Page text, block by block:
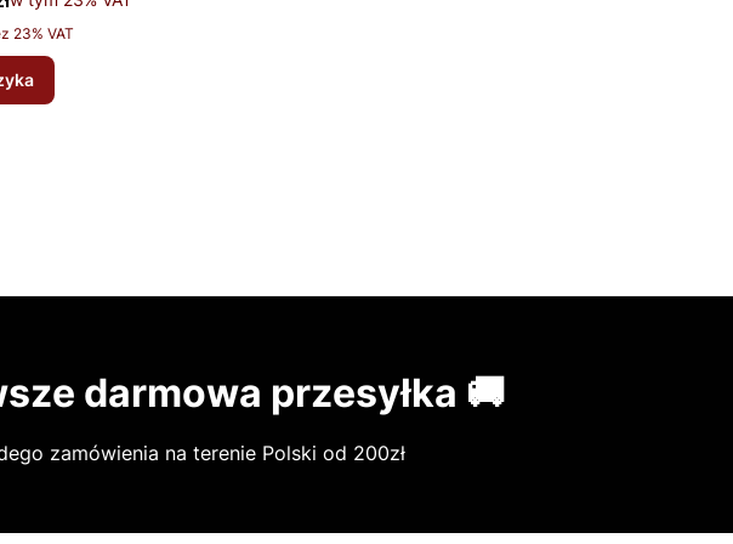
23% VAT
darmowa przesyłka 🚚
zamówienia na terenie Polski od 200zł